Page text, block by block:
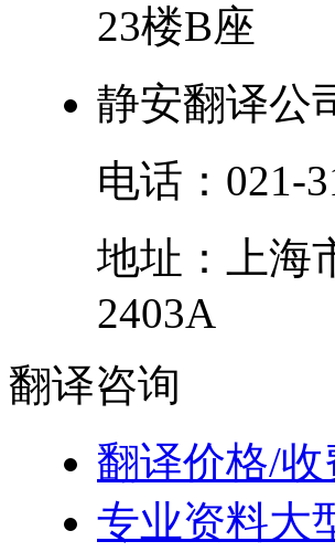
23楼B座
静安翻译公
电话： 021-
地址：
上海
2403A
翻译咨询
翻译价格/
专业资料大